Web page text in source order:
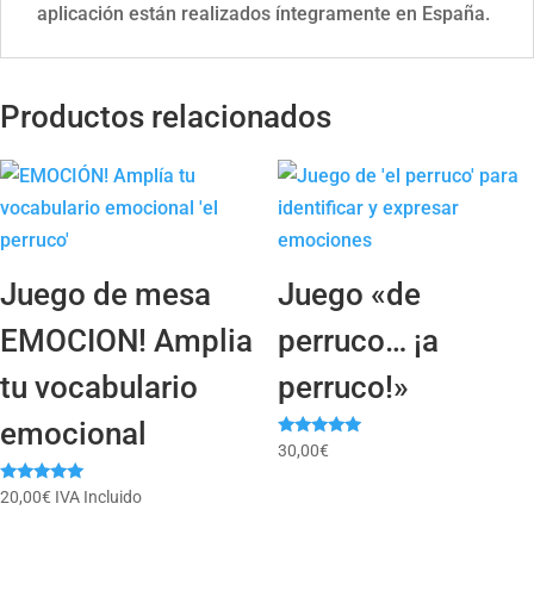
aplicación están realizados íntegramente en España.
Productos relacionados
Juego de mesa
EMOCION! Amplia
tu vocabulario
emocional
Valorado
con
20,00€ IVA Incluido
Juego «de
perruco… ¡a
perruco!»
Valorado
con
30,00€